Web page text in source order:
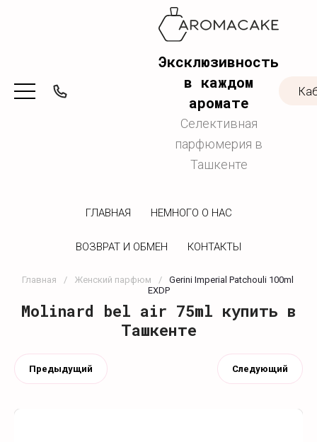
Эксклюзивность
в каждом
аромате
Селективная
парфюмерия в
Ташкенте
ГЛАВНАЯ НЕМНОГО О НАС
ВОЗВРАТ И ОБМЕН КОНТАКТЫ
Главная / Женский парфюм /
Gerini Imperial Patchouli 100ml
EXDP
Molinard bel air 75ml купить в
Ташкенте
Предыдущий Следующий